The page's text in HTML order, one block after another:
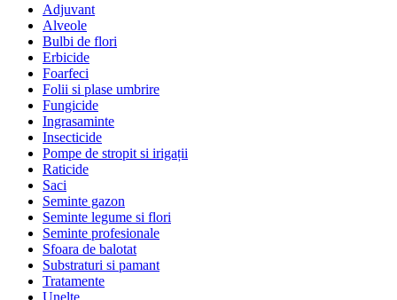
Adjuvant
Alveole
Bulbi de flori
Erbicide
Foarfeci
Folii si plase umbrire
Fungicide
Ingrasaminte
Insecticide
Pompe de stropit si irigații
Raticide
Saci
Seminte gazon
Seminte legume si flori
Seminte profesionale
Sfoara de balotat
Substraturi si pamant
Tratamente
Unelte